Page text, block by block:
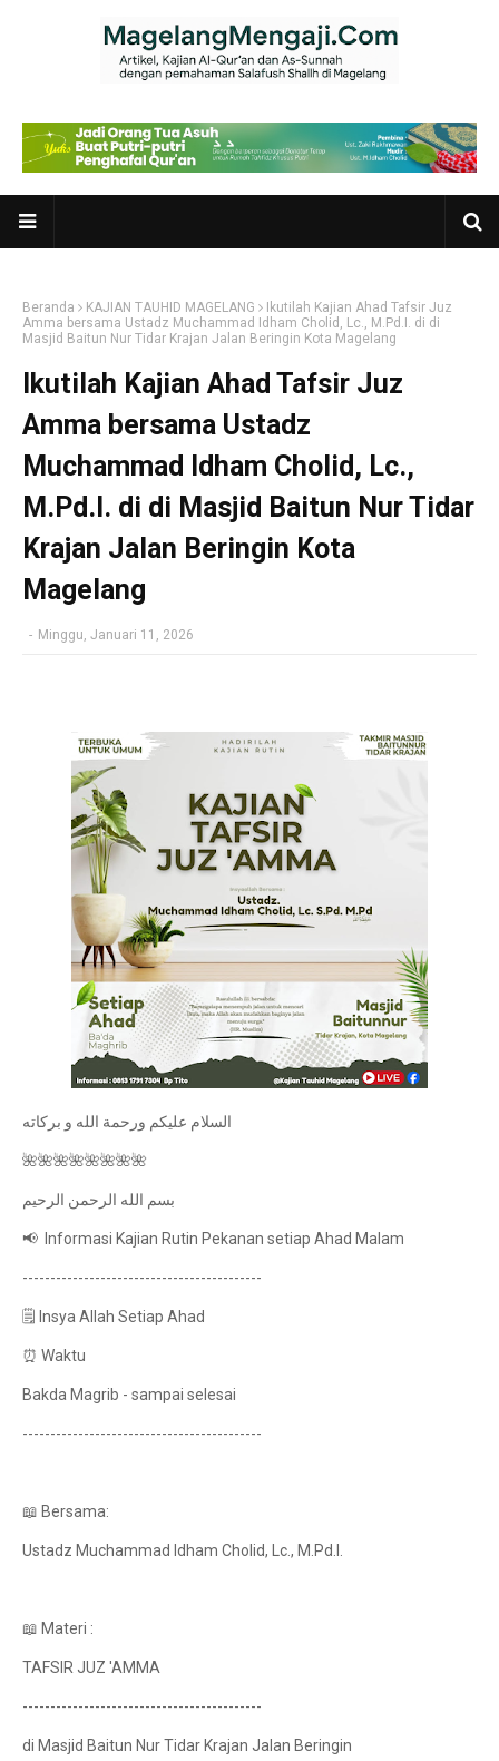
Beranda KAJIAN TAUHID MAGELANG
Ikutilah Kajian Ahad Tafsir Juz
Amma bersama Ustadz Muchammad Idham Cholid, Lc., M.Pd.I. di di
Masjid Baitun Nur Tidar Krajan Jalan Beringin Kota Magelang
Ikutilah Kajian Ahad Tafsir Juz
Amma bersama Ustadz
Muchammad Idham Cholid, Lc.,
M.Pd.I. di di Masjid Baitun Nur Tidar
Krajan Jalan Beringin Kota
Magelang
- Minggu, Januari 11, 2026
السلام عليكم ورحمة الله و بركاته
🌺🌺🌺🌺🌺🌺🌺🌺
📢 Informasi Kajian Rutin Pekanan setiap Ahad Malam
-------------------------------------------
🗒️ Insya Allah Setiap Ahad
⏰ Waktu
Bakda Magrib - sampai selesai
-------------------------------------------
📖 Bersama:
Ustadz Muchammad Idham Cholid, Lc., M.Pd.I.
📖 Materi :
TAFSIR JUZ 'AMMA
-------------------------------------------
di Masjid Baitun Nur Tidar Krajan Jalan Beringin